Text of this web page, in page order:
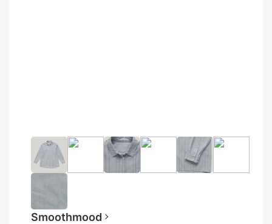
Smoothmood